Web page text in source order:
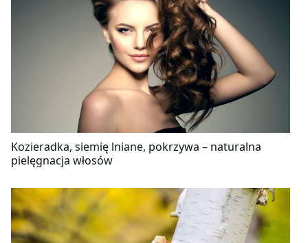
Kozieradka, siemię lniane, pokrzywa – naturalna
pielęgnacja włosów